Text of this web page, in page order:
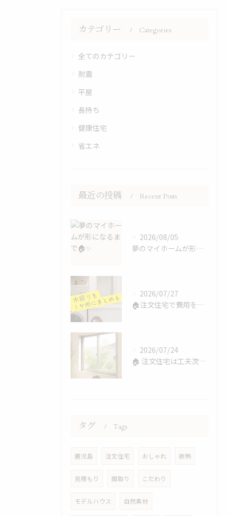
カテゴリー Categories
全てのカテゴリー
耐震
平屋
長持ち
健康住宅
省エネ
最近の投稿 Recent Posts
2026/08/05
夢のマイホームが形になるまで🏠✨
2026/07/27
🏠注文住宅で費用を抑えるコツ💰
2026/07/24
🏠 注文住宅は工夫次第で費用を抑えられます！
タグ Tags
鹿児島 注文住宅 おしゃれ 断熱
見積もり 間取り こだわり
モデルハウス 自然素材